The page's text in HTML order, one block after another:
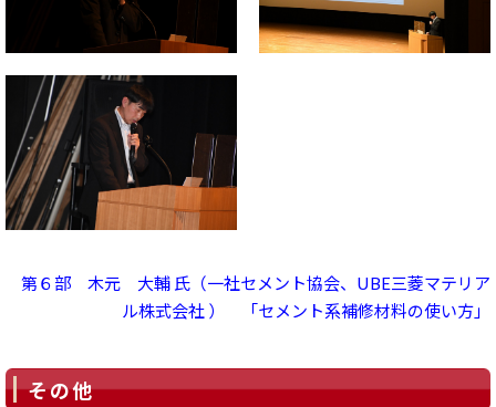
第６部 木元 大輔 氏（一社セメント協会、UBE三菱マテリア
ル株式会社 ） 「セメント系補修材料の使い方」
その他